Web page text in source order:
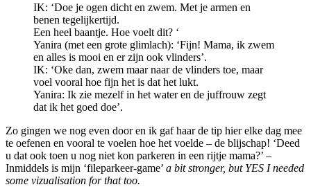
IK: ‘Doe je ogen dicht en zwem. Met je armen en
benen tegelijkertijd.
Een heel baantje. Hoe voelt dit? ‘
Yanira (met een grote glimlach): ‘Fijn! Mama, ik zwem
en alles is mooi en er zijn ook vlinders’.
IK: ‘Oke dan, zwem maar naar de vlinders toe, maar
voel vooral hoe fijn het is dat het lukt.
Yanira: Ik zie mezelf in het water en de juffrouw zegt
dat ik het goed doe’.
Zo gingen we nog even door en ik gaf haar de tip hier elke dag mee
te oefenen en vooral te voelen hoe het voelde – de blijschap! ‘Deed
u dat ook toen u nog niet kon parkeren in een rijtje mama?’ –
Inmiddels is mijn ‘fileparkeer-game’ a bit stronger, but YES I needed
some vizualisation for that too.